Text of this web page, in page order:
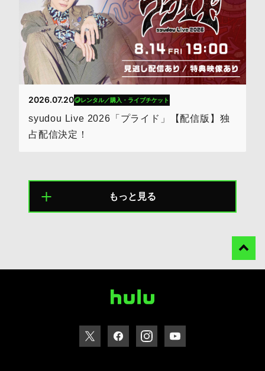
2026.07.20 レンタル／購入・ライブチケット
syudou Live 2026「プライド」【配信版】独
占配信決定！
もっと見る